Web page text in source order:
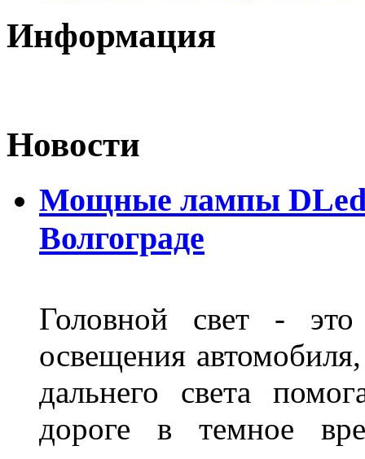
Информация
Новости
Мощные лампы DLed
Волгограде
Головной свет -
освещения
дальнего света
дороге в темное